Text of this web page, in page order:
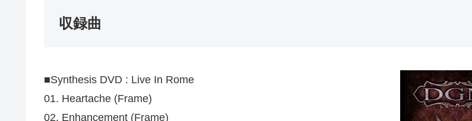
収録曲
■Synthesis DVD : Live In Rome
01. Heartache (Frame)
02. Enhancement (Frame)